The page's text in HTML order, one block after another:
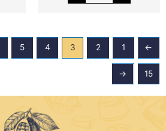
→
1
2
3
4
5
15
←